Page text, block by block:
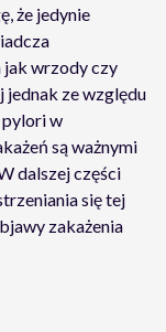
że jedynie
jak wrzody czy
jednak ze względu
pylori w
są ważnymi
dalszej części
się tej
zakażenia